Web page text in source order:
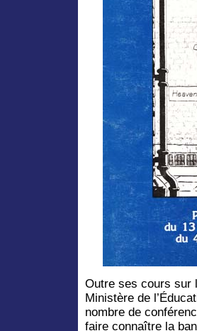
Outre ses cours sur
Ministère de
nombre de
faire connaître la